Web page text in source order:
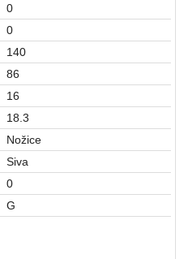
0
0
140
86
16
18.3
Nožice
Siva
0
G